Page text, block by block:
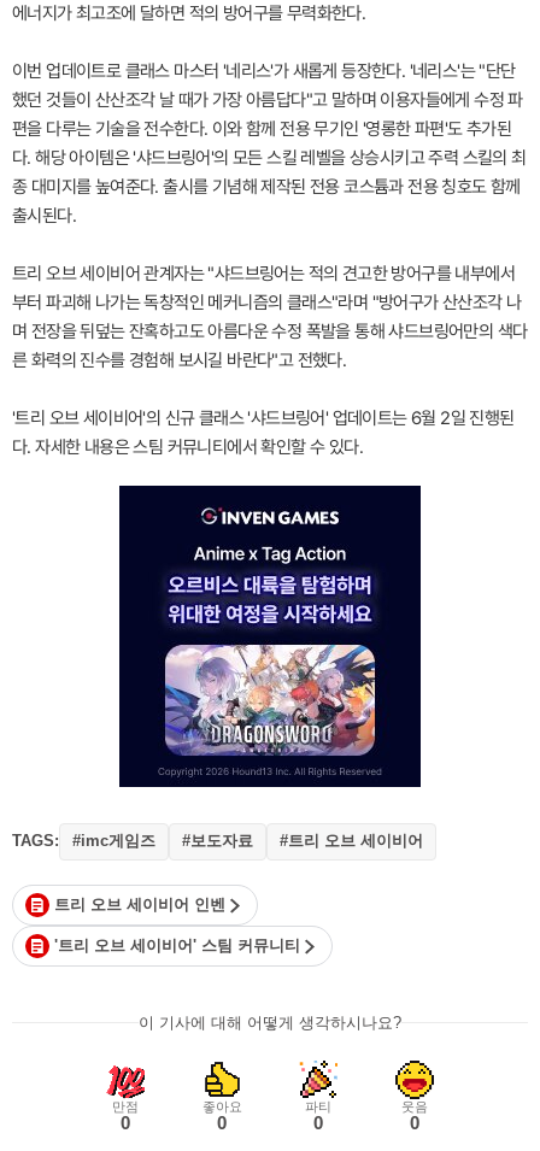
에너지가 최고조에 달하면 적의 방어구를 무력화한다.
이번 업데이트로 클래스 마스터 '네리스'가 새롭게 등장한다. '네리스'는 "단단
했던 것들이 산산조각 날 때가 가장 아름답다"고 말하며 이용자들에게 수정 파
편을 다루는 기술을 전수한다. 이와 함께 전용 무기인 '영롱한 파편'도 추가된
다. 해당 아이템은 '샤드브링어'의 모든 스킬 레벨을 상승시키고 주력 스킬의 최
종 대미지를 높여준다. 출시를 기념해 제작된 전용 코스튬과 전용 칭호도 함께
출시된다.
트리 오브 세이비어 관계자는 "샤드브링어는 적의 견고한 방어구를 내부에서
부터 파괴해 나가는 독창적인 메커니즘의 클래스"라며 "방어구가 산산조각 나
며 전장을 뒤덮는 잔혹하고도 아름다운 수정 폭발을 통해 샤드브링어만의 색다
른 화력의 진수를 경험해 보시길 바란다"고 전했다.
'트리 오브 세이비어'의 신규 클래스 '샤드브링어' 업데이트는 6월 2일 진행된
다. 자세한 내용은 스팀 커뮤니티에서 확인할 수 있다.
TAGS: #imc게임즈 #보도자료 #트리 오브 세이비어
트리 오브 세이비어 인벤
'트리 오브 세이비어' 스팀 커뮤니티
이 기사에 대해 어떻게 생각하시나요?
만점
0
좋아요
0
파티
0
웃음
0